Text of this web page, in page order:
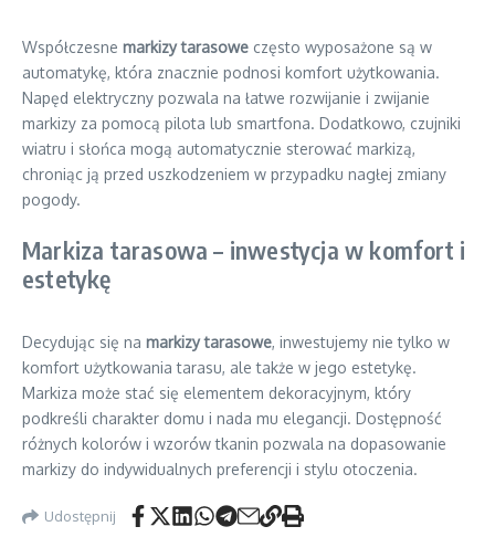
Współczesne markizy tarasowe często wyposażone są w
automatykę, która znacznie podnosi komfort użytkowania.
Napęd elektryczny pozwala na łatwe rozwijanie i zwijanie
markizy za pomocą pilota lub smartfona. Dodatkowo, czujniki
wiatru i słońca mogą automatycznie sterować markizą,
chroniąc ją przed uszkodzeniem w przypadku nagłej zmiany
pogody.
Markiza tarasowa – inwestycja w komfort i
estetykę
Decydując się na markizy tarasowe, inwestujemy nie tylko w
komfort użytkowania tarasu, ale także w jego estetykę.
Markiza może stać się elementem dekoracyjnym, który
podkreśli charakter domu i nada mu elegancji. Dostępność
różnych kolorów i wzorów tkanin pozwala na dopasowanie
markizy do indywidualnych preferencji i stylu otoczenia.
Udostępnij